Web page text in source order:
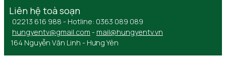
Liên hệ toà soạn
02213 616 988 - Hotline: 0363 089 089
hungyentv@gmail.com - mail@hungyentv.vn
164 Nguyễn Văn Linh - Hưng Yên